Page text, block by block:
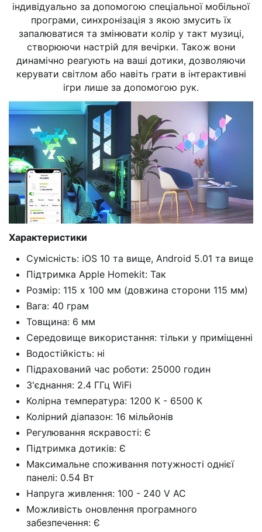
індивідуально за допомогою спеціальної мобільної
програми, синхронізація з якою змусить їх
запалюватися та змінювати колір у такт музиці,
створюючи настрій для вечірки. Також вони
динамічно реагують на ваші дотики, дозволяючи
керувати світлом або навіть грати в інтерактивні
ігри лише за допомогою рук.
Характеристики
Сумісність: iOS 10 та вище, Android 5.01 та вище
Підтримка Apple Homekit: Так
Розмір: 115 х 100 мм (довжина сторони 115 мм)
Вага: 40 грам
Товщина: 6 мм
Середовище використання: тільки у приміщенні
Водостійкість: ні
Підрахований час роботи: 25000 годин
З'єднання: 2.4 ГГц WiFi
Колірна температура: 1200 К - 6500 К
Колірний діапазон: 16 мільйонів
Регулювання яскравості: Є
Підтримка дотиків: Є
Максимальне споживання потужності однієї
панелі: 0.54 Вт
Напруга живлення: 100 - 240 V AC
Можливість оновлення програмного
забезпечення: Є